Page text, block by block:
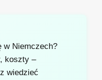
w Niemczech?
koszty –
wiedzieć